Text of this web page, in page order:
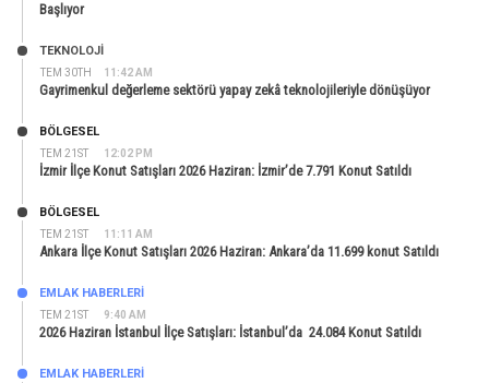
Başlıyor
TEM 30TH 11:42 AM
TEKNOLOJİ
Gayrimenkul değerleme sektörü yapay zekâ teknolojileriyle dönüşüyor
TEM 21ST 12:02 PM
BÖLGESEL
İzmir İlçe Konut Satışları 2026 Haziran: İzmir’de 7.791 Konut Satıldı
TEM 21ST 11:11 AM
BÖLGESEL
Ankara İlçe Konut Satışları 2026 Haziran: Ankara’da 11.699 konut Satıldı
TEM 21ST 9:40 AM
EMLAK HABERLERI
2026 Haziran İstanbul İlçe Satışları: İstanbul’da 24.084 Konut Satıldı
EMLAK HABERLERI